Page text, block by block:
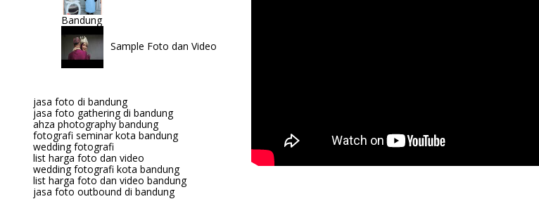
Bandung
Sample Foto dan Video
jasa foto di bandung
jasa foto gathering di bandung
ahza photography bandung
fotografi seminar kota bandung
wedding fotografi
list harga foto dan video
wedding fotografi kota bandung
list harga foto dan video bandung
jasa foto outbound di bandung